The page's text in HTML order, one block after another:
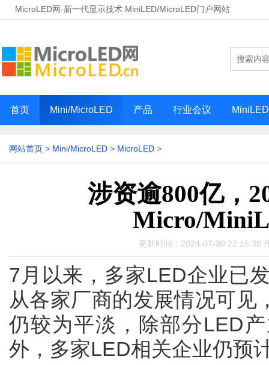
MicroLED网-新一代显示技术 MiniLED/MicroLED门户网站
首页 Mini/MicroLED 产品 行业会议
网站首页 > Mini/MicroLED > MicroLED >
涉资逾800亿，
Micro/
更新时间：2024-07-30 22:15:30
7月以来，多家LED企业已
从各家厂商的发展情况可见
仍较为平淡，除部分LED
外，多家LED相关企业仍预